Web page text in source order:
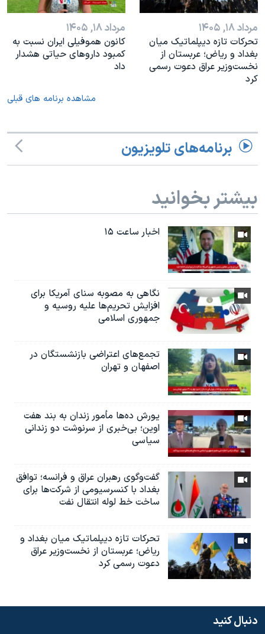
مرداد ۱۸, ۱۴۰۵
تحرکات تازه دیپلماتیک میان
بغداد و ریاض؛ عربستان از
نخست‌وزیر عراق دعوت رسمی
کرد
مرداد ۱۸, ۱۴۰۵
کانون هموفیلی ایران نسبت به
کمبود داروهای حیاتی هشدار
داد
مشاهده برنامه های قبلی
برنامه‌های تلویزیون
بیشتر بخوانید
اخبار ساعت ۱۵
نگاهی به مصوبه سنای آمریکا برای
افزایش تحریم‌ها علیه روسیه و
جمهوری اسلامی
تجمع‌های اعتراضی بازنشستگان در
اصفهان و تهران
یورش ده‌ها مأمور زندان به بند هفت
اوین؛ بی‌خبری از سرنوشت دو زندانی
سیاسی
گفت‌وگوی رهبران عراق و فرانسه؛ توافق
بغداد با کنسرسیومی از شرکت‌ها برای
ساخت خط لوله انتقال نفت
تحرکات تازه دیپلماتیک میان بغداد و
ریاض؛ عربستان از نخست‌وزیر عراق
دعوت رسمی کرد
دنبال کنید